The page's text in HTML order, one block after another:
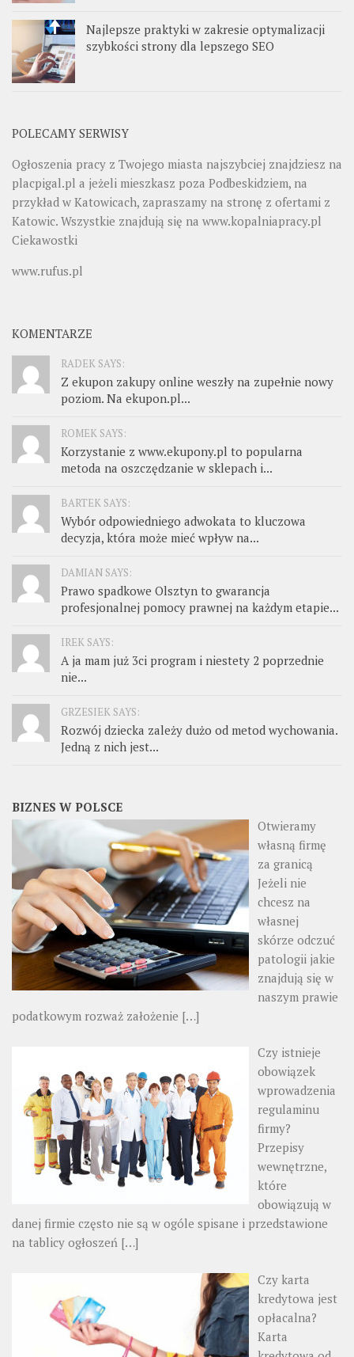
Najlepsze praktyki w zakresie optymalizacji
szybkości strony dla lepszego SEO
POLECAMY SERWISY
Ogłoszenia pracy z Twojego miasta najszybciej znajdziesz na
placpigal.pl a jeżeli mieszkasz poza Podbeskidziem, na
przykład w Katowicach, zapraszamy na stronę z ofertami z
Katowic. Wszystkie znajdują się na www.kopalniapracy.pl
Ciekawostki
www.rufus.pl
KOMENTARZE
RADEK SAYS:
Z ekupon zakupy online weszły na zupełnie nowy
poziom. Na ekupon.pl...
ROMEK SAYS:
Korzystanie z www.ekupony.pl to popularna
metoda na oszczędzanie w sklepach i...
BARTEK SAYS:
Wybór odpowiedniego adwokata to kluczowa
decyzja, która może mieć wpływ na...
DAMIAN SAYS:
Prawo spadkowe Olsztyn to gwarancja
profesjonalnej pomocy prawnej na każdym etapie...
IREK SAYS:
A ja mam już 3ci program i niestety 2 poprzednie
nie...
GRZESIEK SAYS:
Rozwój dziecka zależy dużo od metod wychowania.
Jedną z nich jest...
BIZNES W POLSCE
Otwieramy
własną firmę
za granicą
Jeżeli nie
chcesz na
własnej
skórze odczuć
patologii jakie
znajdują się w
naszym prawie
podatkowym rozważ założenie […]
Czy istnieje
obowiązek
wprowadzenia
regulaminu
firmy?
Przepisy
wewnętrzne,
które
obowiązują w
danej firmie często nie są w ogóle spisane i przedstawione
na tablicy ogłoszeń […]
Czy karta
kredytowa jest
opłacalna?
Karta